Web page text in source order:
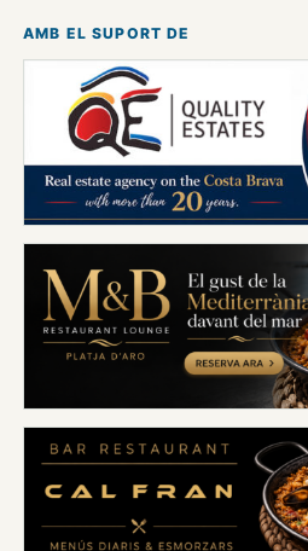
AMB EL SUPORT DE